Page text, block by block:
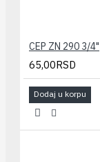
CEP ZN 290 3/4"
65,00RSD
Dodaj u korpu